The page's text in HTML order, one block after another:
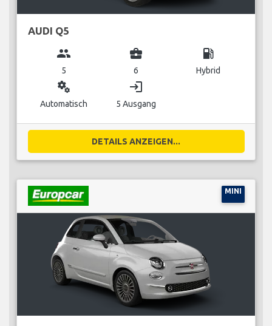
AUDI Q5
group
5
business_center
6
local_gas_station
Hybrid
miscellaneous_services
Automatisch
login
5 Ausgang
DETAILS ANZEIGEN...
MINI